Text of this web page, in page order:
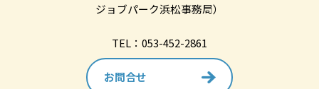
ジョブパーク浜松事務局）
TEL：053-452-2861
お問合せ